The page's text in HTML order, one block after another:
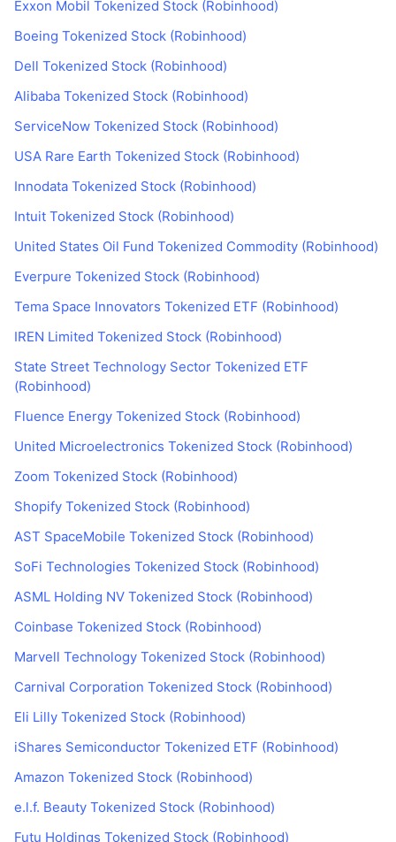
Exxon Mobil Tokenized Stock (Robinhood)
Boeing Tokenized Stock (Robinhood)
Dell Tokenized Stock (Robinhood)
Alibaba Tokenized Stock (Robinhood)
ServiceNow Tokenized Stock (Robinhood)
USA Rare Earth Tokenized Stock (Robinhood)
Innodata Tokenized Stock (Robinhood)
Intuit Tokenized Stock (Robinhood)
United States Oil Fund Tokenized Commodity (Robinhood)
Everpure Tokenized Stock (Robinhood)
Tema Space Innovators Tokenized ETF (Robinhood)
IREN Limited Tokenized Stock (Robinhood)
State Street Technology Sector Tokenized ETF
(Robinhood)
Fluence Energy Tokenized Stock (Robinhood)
United Microelectronics Tokenized Stock (Robinhood)
Zoom Tokenized Stock (Robinhood)
Shopify Tokenized Stock (Robinhood)
AST SpaceMobile Tokenized Stock (Robinhood)
SoFi Technologies Tokenized Stock (Robinhood)
ASML Holding NV Tokenized Stock (Robinhood)
Coinbase Tokenized Stock (Robinhood)
Marvell Technology Tokenized Stock (Robinhood)
Carnival Corporation Tokenized Stock (Robinhood)
Eli Lilly Tokenized Stock (Robinhood)
iShares Semiconductor Tokenized ETF (Robinhood)
Amazon Tokenized Stock (Robinhood)
e.l.f. Beauty Tokenized Stock (Robinhood)
Futu Holdings Tokenized Stock (Robinhood)